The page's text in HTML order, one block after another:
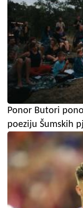
Ponor Butori
poeziju Šumskih